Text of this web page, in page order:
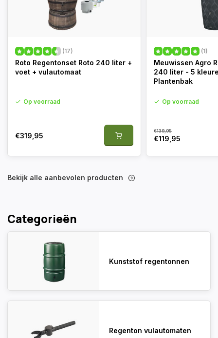
(17)
Roto Regentonset Roto 240 liter +
voet + vulautomaat
Op voorraad
€319,95
(1)
Meuwissen Agro
240 liter - 5
Plantenbak
Op voorraad
€139,95
€119,95
Bekijk alle aanbevolen producten
Categorieën
Kunststof regentonnen
Regenton vulautomaten